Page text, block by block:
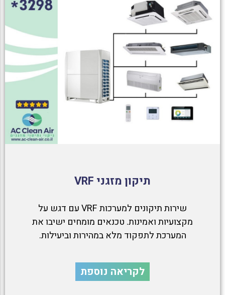
תיקון מזגני VRF
שירות תיקונים למערכות VRF עם דגש על
מקצועיות ואמינות. טכנאים מומחים ישיבו את
המערכת לתפקוד מלא במהירות וביעילות.
לקריאה נוספת